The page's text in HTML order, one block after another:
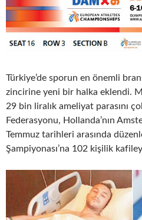
Türkiye’de sporun en önemli
zincirine yeni bir halka eklendi.
29 bin liralık ameliyat parasını
Federasyonu, Hollanda’nın
Temmuz tarihleri arasında
Şampiyonası’na 102 kişilik